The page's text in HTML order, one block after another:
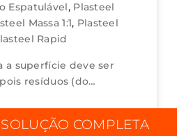
Espatulável Plasteel
Massa 1:1 Plasteel
Rapid
a superfície deve ser
resíduos (do
do produto....COMPLETA